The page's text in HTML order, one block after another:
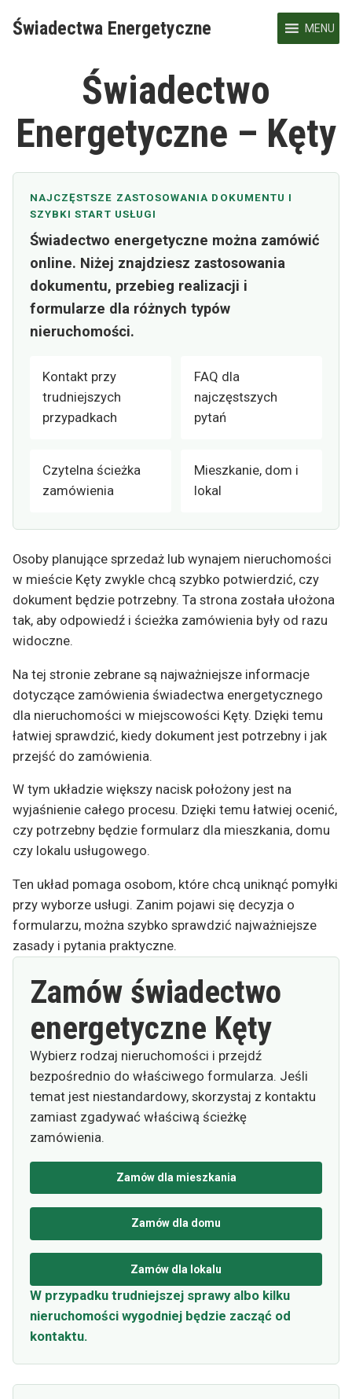
Świadectwa Energetyczne MENU
Świadectwo
Energetyczne – Kęty
NAJCZĘSTSZE ZASTOSOWANIA DOKUMENTU I
SZYBKI START USŁUGI
Świadectwo energetyczne można zamówić
online. Niżej znajdziesz zastosowania
dokumentu, przebieg realizacji i
formularze dla różnych typów
nieruchomości.
Kontakt przy
trudniejszych
przypadkach
FAQ dla
najczęstszych
pytań
Czytelna ścieżka
zamówienia
Mieszkanie, dom i
lokal
Osoby planujące sprzedaż lub wynajem nieruchomości
w mieście Kęty zwykle chcą szybko potwierdzić, czy
dokument będzie potrzebny. Ta strona została ułożona
tak, aby odpowiedź i ścieżka zamówienia były od razu
widoczne.
Na tej stronie zebrane są najważniejsze informacje
dotyczące zamówienia świadectwa energetycznego
dla nieruchomości w miejscowości Kęty. Dzięki temu
łatwiej sprawdzić, kiedy dokument jest potrzebny i jak
przejść do zamówienia.
W tym układzie większy nacisk położony jest na
wyjaśnienie całego procesu. Dzięki temu łatwiej ocenić,
czy potrzebny będzie formularz dla mieszkania, domu
czy lokalu usługowego.
Ten układ pomaga osobom, które chcą uniknąć pomyłki
przy wyborze usługi. Zanim pojawi się decyzja o
formularzu, można szybko sprawdzić najważniejsze
zasady i pytania praktyczne.
Zamów świadectwo
energetyczne Kęty
Wybierz rodzaj nieruchomości i przejdź
bezpośrednio do właściwego formularza. Jeśli
temat jest niestandardowy, skorzystaj z kontaktu
zamiast zgadywać właściwą ścieżkę
zamówienia.
Zamów dla mieszkania
Zamów dla domu
Zamów dla lokalu
W przypadku trudniejszej sprawy albo kilku
nieruchomości wygodniej będzie zacząć od
kontaktu.